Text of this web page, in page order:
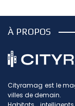
À PROPOS
Cityramag est le
villes de demain.